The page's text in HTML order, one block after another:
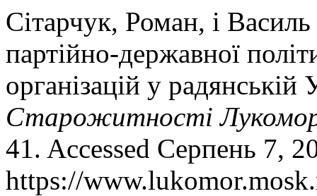
Сітарчук, Роман, і
партійно-державної
організацій у радянській
Старожитності
41. Accessed Серпень 7,
https://